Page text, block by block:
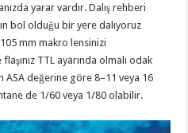
yarar vardır. Dalış rehberi
bol olduğu bir yere dalıyoruz
mm makro lensinizi
TTL ayarında olmalı odak
ASA değerine göre 8–11 veya 16
de 1/60 veya 1/80 olabilir.